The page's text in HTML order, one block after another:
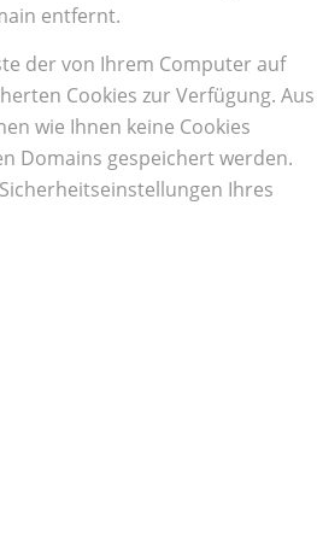
entfernt.
der von Ihrem Computer auf
Cookies zur Verfügung. Aus
wie Ihnen keine Cookies
Domains gespeichert werden.
Ihres